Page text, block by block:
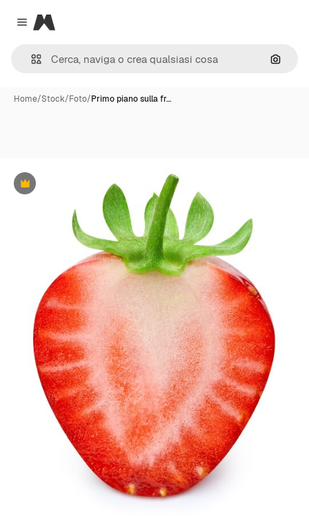
Close menu
Magnific
Cerca
Home/Stock/Foto/Primo piano sulla fr…
Premium